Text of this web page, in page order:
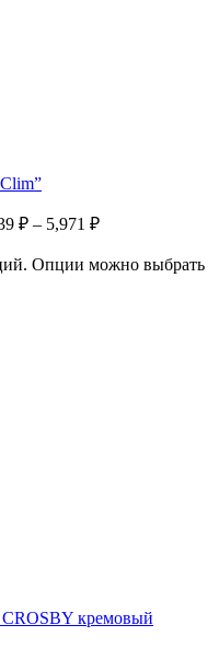
₽ – 5,971 ₽
Опции можно выбрать
CROSBY кремовый